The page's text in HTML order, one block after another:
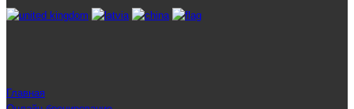
Главная